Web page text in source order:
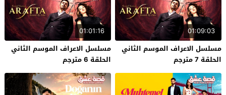
01:09:03
مسلسل الاعراف الموسم الثاني
الحلقة 7 مترجم
01:01:16
مسلسل الاعراف الموسم الثاني
الحلقة 6 مترجم